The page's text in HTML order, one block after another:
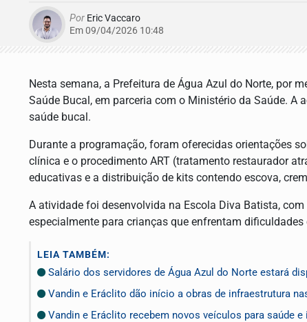
Por Eric Vaccaro
Em 09/04/2026 10:48
Nesta semana, a Prefeitura de Água Azul do Norte, por
Saúde Bucal, em parceria com o Ministério da Saúde. A
saúde bucal.
Durante a programação, foram oferecidas orientações
clínica e o procedimento ART (tratamento restaurador
educativas e a distribuição de kits contendo escova,
A atividade foi desenvolvida na Escola Diva Batista,
especialmente para crianças que enfrentam
LEIA TAMBÉM:
Salário dos servidores de Água Azul do Norte estará
Vandin e Eráclito dão início a obras de infraestrutura
Vandin e Eráclito recebem novos veículos para saúde